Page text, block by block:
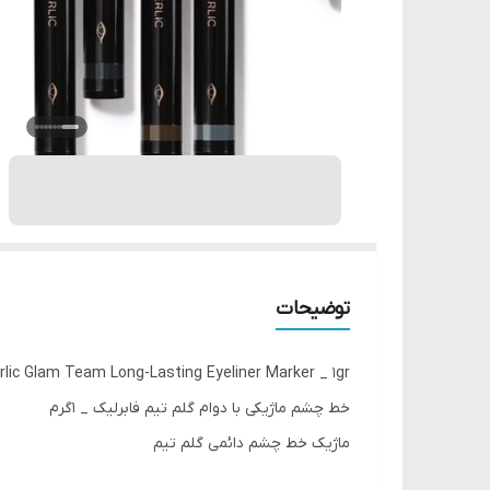
توضیحات
Glam Team Long-Lasting Eyeliner Marker _ 1gr
خط چشم ماژیکی با دوام گلم تیم فابرلیک _ 1گرم
ماژیک خط چشم دائمی گلم تیم